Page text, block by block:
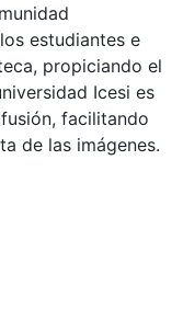
estudiantes e
propiciando el
Icesi es
facilitando
de las imágenes.